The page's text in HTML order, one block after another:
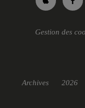
Gestion des
Archives 2026